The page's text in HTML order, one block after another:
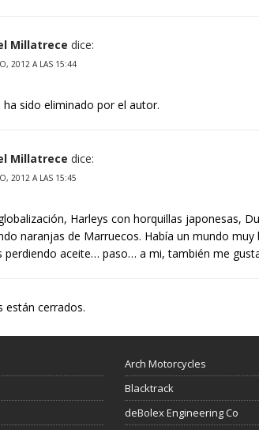
Millatrece dice:
2012 A LAS 15:44
sido eliminado por el autor.
Millatrece dice:
2012 A LAS 15:45
Harleys con horquillas japonesas,
naranjas de Marruecos. Había un mundo
perdiendo aceite… paso… a mi, también me
están cerrados.
Arch Motorcycles
Blacktrack
deBolex Engineering Co